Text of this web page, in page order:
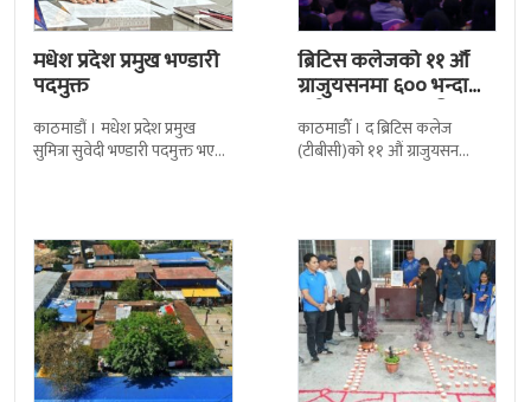
मधेश प्रदेश प्रमुख भण्डारी
पदमुक्त
काठमाडौं । मधेश प्रदेश प्रमुख
सुमित्रा सुवेदी भण्डारी पदमुक्त भएकी
ब्रिटिस कलेजको ११ औँ
ग्राजुयसनमा ६०० भन्दा
बढी ग्राजुयट सम्मानित
काठमाडौँ । द ब्रिटिस कलेज
(टीबीसी)को ११ औं ग्राजुयसन